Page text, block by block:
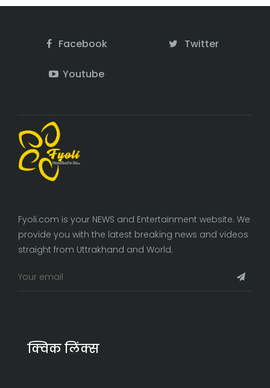
Facebook Twitter
Youtube
Fyoli.com is your NEWS and Entertainment website. We
provide you with the latest breaking news and videos
straight from Uttrakhand and World.
क्विक लिंक्स